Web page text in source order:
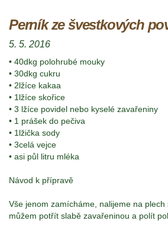
Perník ze švestkových
5. 5. 2016
• 40dkg polohrubé mouky
• 30dkg cukru
• 2lžíce kakaa
• 1lžíce skořice
• 3 lžíce povidel nebo kyselé zavařeniny
• 1 prášek do pečiva
• 1lžička sody
• 3celá vejce
• asi půl litru mléka
Návod k přípravě
Vše jenom zamícháme, nalijeme na plech
můžem potřít slabě zavařeninou a polít